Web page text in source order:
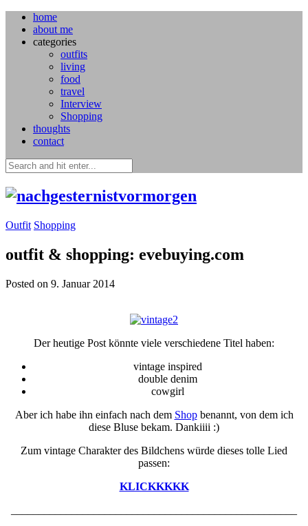
home
about me
categories
outfits
living
food
travel
Interview
Shopping
thoughts
contact
Outfit Shopping
outfit & shopping: evebuying.com
Posted on 9. Januar 2014
Der heutige Post könnte viele verschiedene Titel haben:
vintage inspired
double denim
cowgirl
Aber ich habe ihn einfach nach dem Shopbenannt, von dem ich
diese Bluse bekam. Dankiiii :)
Zum vintage Charakter des Bildchens würde dieses tolle Lied
passen:
KLICKKKKK